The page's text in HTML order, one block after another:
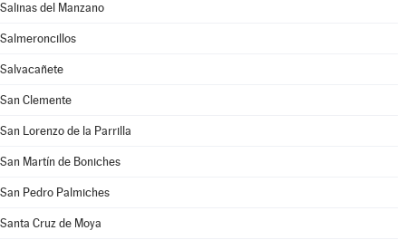
Salinas del Manzano
Salmeroncillos
Salvacañete
San Clemente
San Lorenzo de la Parrilla
San Martín de Boniches
San Pedro Palmiches
Santa Cruz de Moya